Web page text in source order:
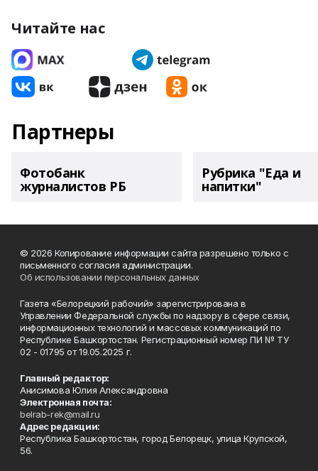
Читайте нас
Партнеры
Фотобанк
журналистов РБ
Рубрика "Еда и
напитки"
© 2026 Копирование информации сайта разрешено только с
письменного согласия администрации.
Об использовании персональных данных
Газета «Белорецкий рабочий» зарегистрирована в
Управлении Федеральной службы по надзору в сфере связи,
информационных технологий и массовых коммуникаций по
Республике Башкортостан. Регистрационный номер ПИ № ТУ
02 - 01795 от 19.05.2025 г.
Главный редактор:
Анисимова Юлия Александровна
Электронная почта:
belrab-rek@mail.ru
Адрес редакции:
Республика Башкортостан, город Белорецк, улица Крупской,
56.